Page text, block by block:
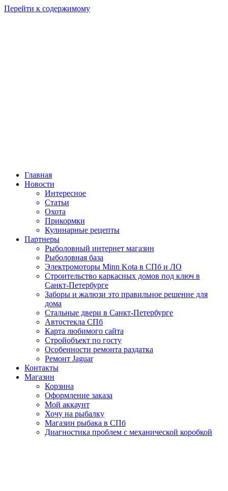
Перейти к содержимому
Главная
Новости
Интересное
Статьи
Охота
Прикормки
Кулинарные рецепты
Партнеры
Рыболовный интернет магазин
Рыболовная база
Электромоторы Minn Kota в СПб и ЛО
Строительство каркасных домов под ключ в
Санкт-Петербурге
Заборы и жалюзи это правильное решение для
дома
Стальные двери в Санкт-Петербурге
Автостекла СПб
Карта любимого сайта
Стройобъект по госту
Особенности ремонта раздатка
Ремонт Jaguar
Контакты
Магазин
Корзина
Оформление заказа
Мой аккаунт
Хочу на рыбалку
Магазин рыбака в СПб
Диагностика проблем с механической коробкой